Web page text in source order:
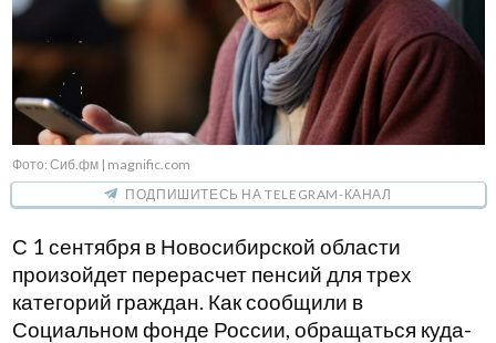
Фото: Сиб.фм | magnific.com
ПОДПИШИТЕСЬ НА TELEGRAM-КАНАЛ
С 1 сентября в Новосибирской области
произойдет перерасчет пенсий для трех
категорий граждан. Как сообщили в
Социальном фонде России, обращаться куда-